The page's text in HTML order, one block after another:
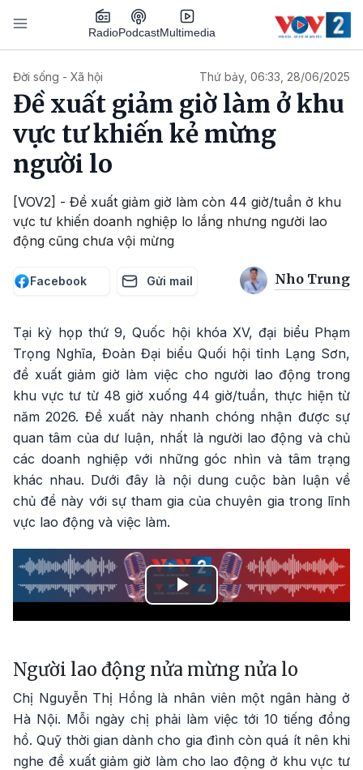
Nhảy đến nội dung
RadioPodcastMultimedia
Đời sống - Xã hội Thứ bảy, 06:33, 28/06/2025
Đề xuất giảm giờ làm ở khu
vực tư khiến kẻ mừng
người lo
[VOV2] - Đề xuất giảm giờ làm còn 44 giờ/tuần ở khu
vực tư khiến doanh nghiệp lo lắng nhưng người lao
động cũng chưa vội mừng
Facebook Gửi mail Nho Trung
Tại kỳ họp thứ 9, Quốc hội khóa XV, đại biểu Phạm
Trọng Nghĩa, Đoàn Đại biểu Quối hội tỉnh Lạng Sơn,
đề xuất giảm giờ làm việc cho người lao động trong
khu vực tư từ 48 giờ xuống 44 giờ/tuần, thực hiện từ
năm 2026. Đề xuất này nhanh chóng nhận được sự
quan tâm của dư luận, nhất là người lao động và chủ
các doanh nghiệp với những góc nhìn và tâm trạng
khác nhau. Dưới đây là nội dung cuộc bàn luận về
chủ đề này với sự tham gia của chuyên gia trong lĩnh
vực lao động và việc làm.
Play
Người lao động nửa mừng nửa lo
Chị Nguyễn Thị Hồng là nhân viên một ngân hàng ở
Hà Nội. Mỗi ngày chị phải làm việc tới 10 tiếng đồng
hồ. Quỹ thời gian dành cho gia đình còn quá ít nên khi
nghe đề xuất giảm giờ làm cho lao động ở khu vực tư